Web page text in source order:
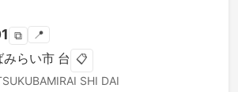
⧉ 📍
みらい市 台 📋
SHI DAI